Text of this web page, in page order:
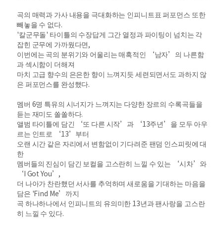
곡의 매력과 가사 내용을 극대화하는 인피니트표 퍼포먼스 또한
빼놓을 수 없다.
'칼군무돌' 타이틀의 수장답게 그간 열정과 파이팅이 넘치는 각
잡힌 군무에 가까웠다면,
이번에는 곡의 분위기와 어울리는 매혹적인 ‘남자’의 나른함
과 섹시함이 더해져
마치 고급 향수의 은은한 향이 느껴지듯 세련되면서도 과하지 않
은 퍼포먼스를 완성했다.
멤버 6명 특유의 시너지가 느껴지는 다양한 장르의 수록곡들을
듣는 재미도 쏠쏠하다.
앨범 타이틀에 담긴 ‘또 다른 시작’과 ‘13주년’을 모두 아우
르는 인트로 ‘13’부터
오랜 시간 같은 자리에서 변함없이 기다려준 팬덤 인스피릿에 대
한
멤버들의 진심이 담긴 보컬을 고스란히 느낄 수 있는 ‘시차’와
‘I Got You’,
더 나아가 찬란했던 서사를 추억하며 새로움을 기대하는 마음을
담은 'Find Me’까지
곡 하나하나에서 인피니트의 유의미한 13년과 팬사랑을 고스란
히 느낄 수 있다.